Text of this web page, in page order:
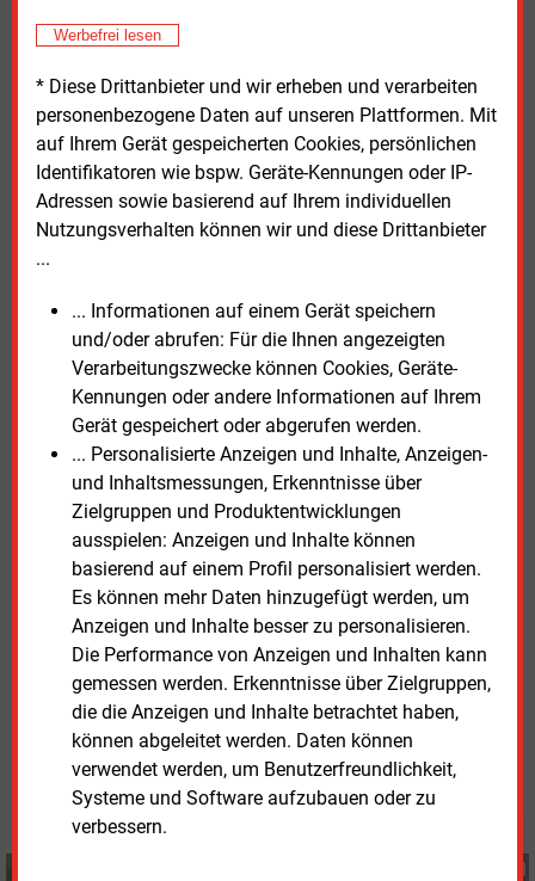
Werbefrei lesen
* Diese Drittanbieter und wir erheben und verarbeiten
personenbezogene Daten auf unseren Plattformen. Mit
auf Ihrem Gerät gespeicherten Cookies, persönlichen
Identifikatoren wie bspw. Geräte-Kennungen oder IP-
Adressen sowie basierend auf Ihrem individuellen
Nutzungsverhalten können wir und diese Drittanbieter
...
... Informationen auf einem Gerät speichern
und/oder abrufen: Für die Ihnen angezeigten
Verarbeitungszwecke können Cookies, Geräte-
Kennungen oder andere Informationen auf Ihrem
Gerät gespeichert oder abgerufen werden.
... Personalisierte Anzeigen und Inhalte, Anzeigen-
und Inhaltsmessungen, Erkenntnisse über
Zielgruppen und Produktentwicklungen
ausspielen: Anzeigen und Inhalte können
basierend auf einem Profil personalisiert werden.
Es können mehr Daten hinzugefügt werden, um
Anzeigen und Inhalte besser zu personalisieren.
Die Performance von Anzeigen und Inhalten kann
gemessen werden. Erkenntnisse über Zielgruppen,
die die Anzeigen und Inhalte betrachtet haben,
können abgeleitet werden. Daten können
verwendet werden, um Benutzerfreundlichkeit,
Systeme und Software aufzubauen oder zu
verbessern.
zudem mehr Tempo beim Netzausbau und bei
Gebote muss vermieden werden, um einen Fadenriss
in der Wertschöpfungskette zu verhindern“, mahnte
WAB-Geschäftsführer Markus Nölke. Daher müsse
die nächste Ausschreibung für Windkraft auf See
noch in diesem Jahr erfolgen.
Für die Stiftung Offshore mahnte Geschäftsführerin
Reform des Wind-See-Gesetzes konsequent darauf
ausgerichtet wird, dass Projekte nicht nur
bezuschlagt, sondern auch tatsächlich realisiert
werden.“
Nach Angaben des Zentralverbands der deutschen
Seehafenbetriebe (ZDS) werden rund 60 Prozent der
deutschen Im- und Exporte über den Seeweg
abgewickelt. Laut Bundesregierung hängen bis zu
400.000 Arbeitsplätze direkt oder indirekt von der
maritimen Wirtschaft ab. Entsprechend groß sind die
Erwartungen der Branche an das Treffen in Emden.
Mittwoch, 29.04.2026, 15:55 Uhr
Susanne Harmsen
© 2026 Energie & Management GmbH